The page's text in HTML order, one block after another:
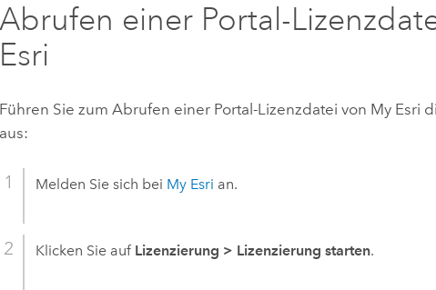
Abrufen einer Portal-
Esri
Führen Sie zum Abrufen einer Portal-Lizenzdatei von My Esri
aus:
Melden Sie sich bei My Esri an.
Klicken Sie auf Lizenzierung > Lizenzierung starten.